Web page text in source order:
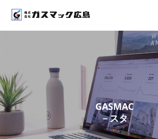
GASMAC
ス タッフブログ－